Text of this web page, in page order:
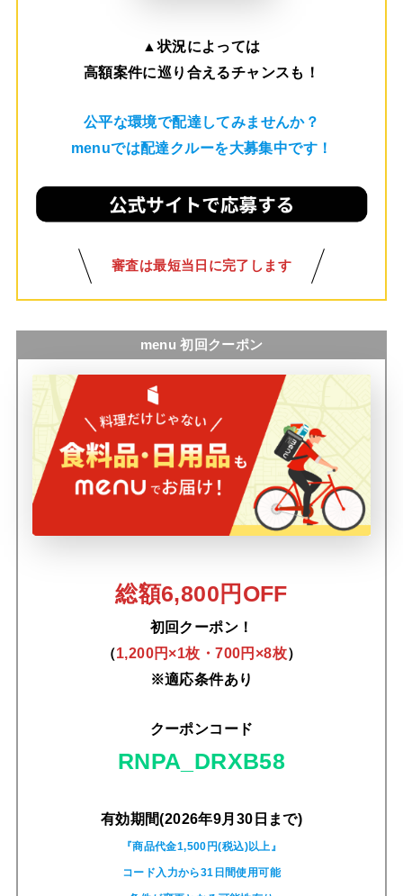
▲状況によっては
高額案件に巡り合えるチャンスも！
公平な環境で配達してみませんか？
menuでは配達クルーを大募集中です！
審査は最短当日に完了します
menu 初回クーポン
総額6,800円OFF
初回クーポン！
（1,200円×1枚・700円×8枚）
※適応条件あり
クーポンコード
RNPA_DRXB58
有効期間(2026年9月30日まで)
『商品代金1,500円(税込)以上』
コード入力から31日間使用可能